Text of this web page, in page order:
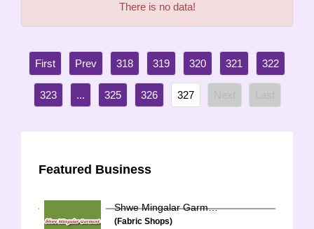
There is no data!
318 319 320 321 322
323 ... 325 326 327
Featured Business
Shwe Mingalar Garment Co., Ltd.
(Fabric Shops)